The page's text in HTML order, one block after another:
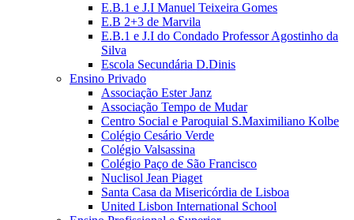
E.B.1 e J.I Manuel Teixeira Gomes
E.B 2+3 de Marvila
E.B.1 e J.I do Condado Professor Agostinho da
Silva
Escola Secundária D.Dinis
Ensino Privado
Associação Ester Janz
Associação Tempo de Mudar
Centro Social e Paroquial S.Maximiliano Kolbe
Colégio Cesário Verde
Colégio Valsassina
Colégio Paço de São Francisco
Nuclisol Jean Piaget
Santa Casa da Misericórdia de Lisboa
United Lisbon International School